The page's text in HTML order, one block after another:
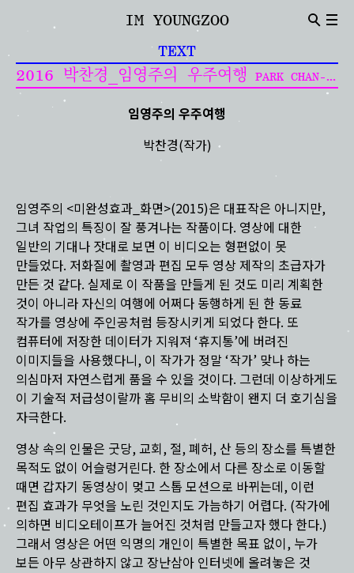
IM YOUNGZOO
ABOUT
Introduction CV
NEWS
Indivisual Project Participation Project
Critic Review
TEXT
2016 박찬경_임영주의 우주여행
PARK CHAN-KYONG_IM YOUNGZOO'S JOURNEY TO SPACE
임영주의 우주여행
박찬경(작가)
임영주의 <미완성효과_화면>(2015)은 대표작은 아니지만,
그녀 작업의 특징이 잘 풍겨나는 작품이다. 영상에 대한
일반의 기대나 잣대로 보면 이 비디오는 형편없이 못
만들었다. 저화질에 촬영과 편집 모두 영상 제작의 초급자가
만든 것 같다. 실제로 이 작품을 만들게 된 것도 미리 계획한
것이 아니라 자신의 여행에 어쩌다 동행하게 된 한 동료
작가를 영상에 주인공처럼 등장시키게 되었다 한다. 또
컴퓨터에 저장한 데이터가 지워져 ‘휴지통’에 버려진
이미지들을 사용했다니, 이 작가가 정말 ‘작가’ 맞나 하는
의심마저 자연스럽게 품을 수 있을 것이다. 그런데 이상하게도
이 기술적 저급성이랄까 홈 무비의 소박함이 왠지 더 호기심을
자극한다.
영상 속의 인물은 굿당, 교회, 절, 폐허, 산 등의 장소를 특별한
목적도 없이 어슬렁거린다. 한 장소에서 다른 장소로 이동할
때면 갑자기 동영상이 멎고 스톱 모션으로 바뀌는데, 이런
편집 효과가 무엇을 노린 것인지도 가늠하기 어렵다. (작가에
의하면 비디오테이프가 늘어진 것처럼 만들고자 했다 한다.)
그래서 영상은 어떤 익명의 개인이 특별한 목표 없이, 누가
보든 아무 상관하지 않고 장난삼아 인터넷에 올려놓은 것